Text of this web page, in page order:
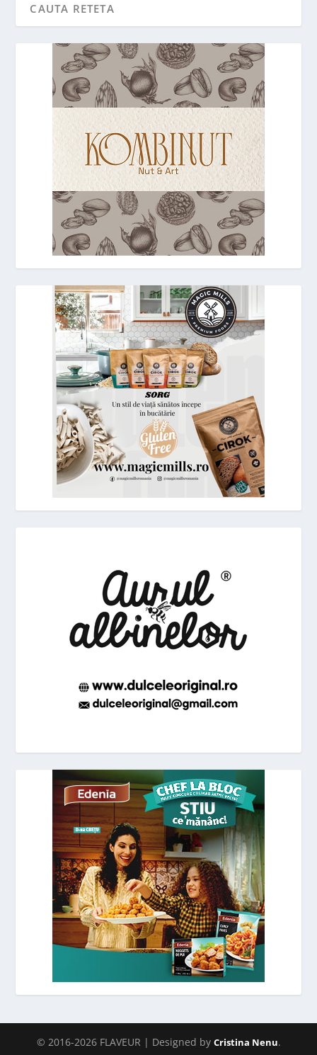
© 2016-2026 FLAVEUR | Designed by Cristina Nenu.